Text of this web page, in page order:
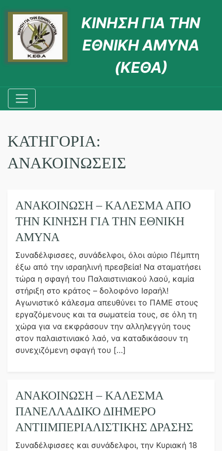
ΚΙΝΗΣΗ ΓΙΑ ΤΗΝ
ΕΘΝΙΚΗ ΑΜΥΝΑ
(ΚΕΘΑ)
ΚΑΤΗΓΟΡΊΑ:
ΑΝΑΚΟΙΝΩΣΕΙΣ
ΑΝΑΚΟΙΝΩΣΗ – ΚΑΛΕΣΜΑ ΑΠΟ
ΤΗΝ ΚΙΝΗΣΗ ΓΙΑ ΤΗΝ ΕΘΝΙΚΗ
ΑΜΥΝΑ
Συναδέλφισσες, συνάδελφοι, όλοι αύριο Πέμπτη
έξω από την ισραηλινή πρεσβεία! Να σταματήσει
τώρα η σφαγή του Παλαιστινιακού λαού, καμία
στήριξη στο κράτος – δολοφόνο Ισραήλ!
Αγωνιστικό κάλεσμα απευθύνει το ΠΑΜΕ στους
εργαζόμενους και τα σωματεία τους, σε όλη τη
χώρα για να εκφράσουν την αλληλεγγύη τους
στον παλαιστινιακό λαό, να καταδικάσουν τη
συνεχιζόμενη σφαγή του […]
ΑΝΑΚΟΙΝΩΣΗ – ΚΑΛΕΣΜΑ
ΠΑΝΕΛΛΑΔΙΚΟ ΔΙΗΜΕΡΟ
ΑΝΤΙΙΜΠΕΡΙΑΛΙΣΤΙΚΗΣ ΔΡΑΣΗΣ
Συναδέλφισσες και συνάδελφοι, την Κυριακή 18